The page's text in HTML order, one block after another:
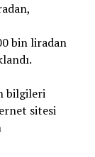
bin liradan
bilgileri
sitesi